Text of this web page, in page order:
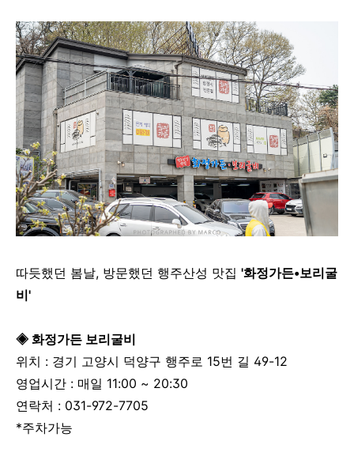
따듯했던 봄날, 방문했던 행주산성 맛집 '화정가든•보리굴
비'
◈ 화정가든 보리굴비
위치 : 경기 고양시 덕양구 행주로 15번 길 49-12
영업시간 : 매일 11:00 ~ 20:30
연락처 : 031-972-7705
*주차가능